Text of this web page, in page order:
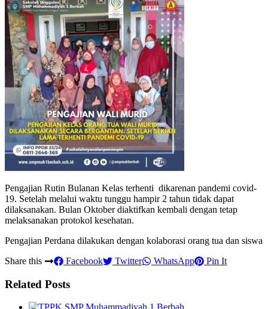
Pengajian Rutin Bulanan Kelas terhenti dikarenan pandemi covid-
19. Setelah melalui waktu tunggu hampir 2 tahun tidak dapat
dilaksanakan. Bulan Oktober diaktifkan kembali dengan tetap
melaksanakan protokol kesehatan.
Pengajian Perdana dilakukan dengan kolaborasi orang tua dan siswa
Share this
Facebook Twitter WhatsApp Pin It
Related Posts